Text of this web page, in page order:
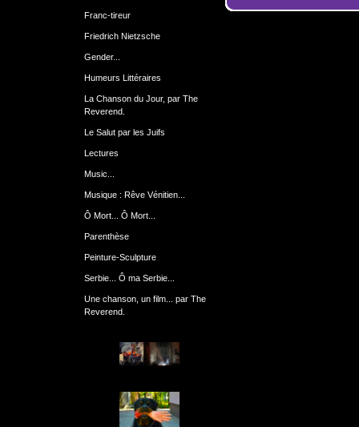
Franc-tireur
Friedrich Nietzsche
Gender...
Humeurs Littéraires
La Chanson du Jour, par The
Reverend.
Le Salut par les Juifs
Lectures
Music...
Musique : Rêve Vénitien...
Ô Mort... Ô Mort...
Parenthèse
Peinture-Sculpture
Serbie... Ô ma Serbie...
Une chanson, un film... par The
Reverend.